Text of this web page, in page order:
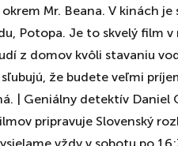
Mr. Beana. V kinách je
Potopa. Je to skvelý film v
z domov kvôli stavaniu
že budete veľmi
| Geniálny detektív Daniel
pripravuje Slovenský